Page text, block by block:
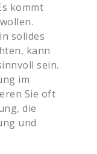
kommt
solides
kann
sein.
im
Sie oft
die
und